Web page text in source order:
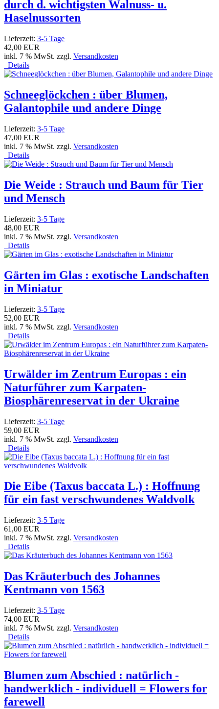
durch d. wichtigsten Walnuss- u.
Haselnussorten
Lieferzeit: 3-5 Tage
42,00 EUR
inkl. 7 % MwSt. zzgl. Versandkosten
Details
Schneeglöckchen : über Blumen,
Galantophile und andere Dinge
Lieferzeit: 3-5 Tage
47,00 EUR
inkl. 7 % MwSt. zzgl. Versandkosten
Details
Die Weide : Strauch und Baum für Tier
und Mensch
Lieferzeit: 3-5 Tage
48,00 EUR
inkl. 7 % MwSt. zzgl. Versandkosten
Details
Gärten im Glas : exotische Landschaften
in Miniatur
Lieferzeit: 3-5 Tage
52,00 EUR
inkl. 7 % MwSt. zzgl. Versandkosten
Details
Urwälder im Zentrum Europas : ein
Naturführer zum Karpaten-
Biosphärenreservat in der Ukraine
Lieferzeit: 3-5 Tage
59,00 EUR
inkl. 7 % MwSt. zzgl. Versandkosten
Details
Die Eibe (Taxus baccata L.) : Hoffnung
für ein fast verschwundenes Waldvolk
Lieferzeit: 3-5 Tage
61,00 EUR
inkl. 7 % MwSt. zzgl. Versandkosten
Details
Das Kräuterbuch des Johannes
Kentmann von 1563
Lieferzeit: 3-5 Tage
74,00 EUR
inkl. 7 % MwSt. zzgl. Versandkosten
Details
Blumen zum Abschied : natürlich -
handwerklich - individuell = Flowers for
farewell